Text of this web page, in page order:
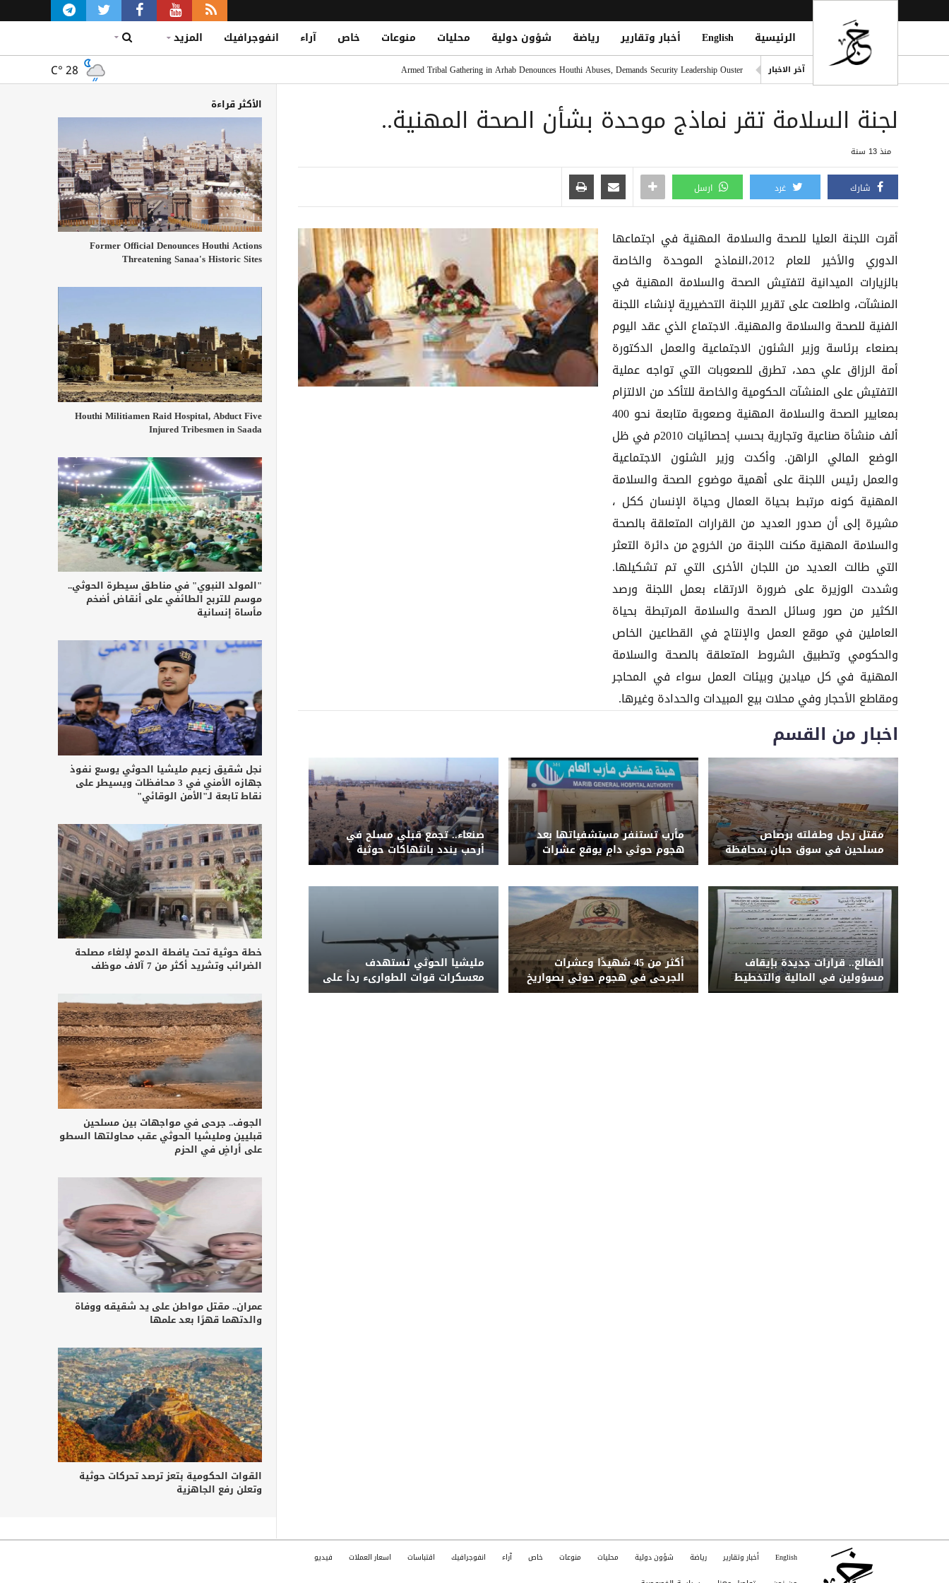
الرئيسية English أخبار وتقارير رياضة شؤون دولية محليات منوعات خاص آراء انفوجرافيك المزيد
آخر الاخبار
Armed Tribal Gathering in Arhab Denounces Houthi Abuses, Demands Security Leadership Ouster
وقف ChatGPT Atlas في 9 أغسطس: دليلك لحفظ بياناتك قبل فوات الأوان
ريال مدريد يضم ديوماندي رسميًا حتى 2033 بصفقة تاريخية
C° 28
لجنة السلامة تقر نماذج موحدة بشأن الصحة المهنية..
منذ 13 سنة
شارك غرد ارسل
أقرت اللجنة العليا للصحة والسلامة المهنية في اجتماعها
الدوري والأخير للعام 2012،النماذج الموحدة والخاصة
بالزيارات الميدانية لتفتيش الصحة والسلامة المهنية في
المنشآت، واطلعت على تقرير اللجنة التحضيرية لإنشاء اللجنة
الفنية للصحة والسلامة والمهنية. الاجتماع الذي عقد اليوم
بصنعاء برئاسة وزير الشئون الاجتماعية والعمل الدكتورة
أمة الرزاق علي حمد، تطرق للصعوبات التي تواجه عملية
التفتيش على المنشآت الحكومية والخاصة للتأكد من الالتزام
بمعايير الصحة والسلامة المهنية وصعوبة متابعة نحو 400
ألف منشأة صناعية وتجارية بحسب إحصائيات 2010م في ظل
الوضع المالي الراهن. وأكدت وزير الشئون الاجتماعية
والعمل رئيس اللجنة على أهمية موضوع الصحة والسلامة
المهنية كونه مرتبط بحياة العمال وحياة الإنسان ككل ،
مشيرة إلى أن صدور العديد من القرارات المتعلقة بالصحة
والسلامة المهنية مكنت اللجنة من الخروج من دائرة التعثر
التي طالت العديد من اللجان الأخرى التي تم تشكيلها.
وشددت الوزيرة على ضرورة الارتقاء بعمل اللجنة ورصد
الكثير من صور وسائل الصحة والسلامة المرتبطة بحياة
العاملين في موقع العمل والإنتاج في القطاعين الخاص
والحكومي وتطبيق الشروط المتعلقة بالصحة والسلامة
المهنية في كل ميادين وبيئات العمل سواء في المحاجر
ومقاطع الأحجار وفي محلات بيع المبيدات والحدادة وغيرها.
اخبار من القسم
مقتل رجل وطفلته برصاص
مسلحين في سوق حبان بمحافظة
شبوة
مأرب تستنفر مستشفياتها بعد
هجوم حوثي دامٍ يوقع عشرات
الشهداء والجرحى في معسكرات
صنعاء.. تجمع قبلي مسلح في
أرحب يندد بانتهاكات حوثية
ويطالب بإقالة قيادة الأمن
الضالع.. قرارات جديدة بإيقاف
مسؤولين في المالية والتخطيط
والخدمة المدنية والشؤون
أكثر من 45 شهيدًا وعشرات
الجرحى في هجوم حوثي بصواريخ
باليستية ومسيّرات على معسكر
مليشيا الحوثي تستهدف
معسكرات قوات الطوارىء رداً على
نجاحات أمنية
الأكثر قراءة
Former Official Denounces Houthi Actions
Threatening Sanaa's Historic Sites
Houthi Militiamen Raid Hospital, Abduct Five
Injured Tribesmen in Saada
"المولد النبوي" في مناطق سيطرة الحوثي..
موسم للتربح الطائفي على أنقاض أضخم
مأساة إنسانية
نجل شقيق زعيم مليشيا الحوثي يوسع نفوذ
جهازه الأمني في 3 محافظات ويسيطر على
نقاط تابعة لـ"الأمن الوقائي"
خطة حوثية تحت يافطة الدمج لإلغاء مصلحة
الضرائب وتشريد أكثر من 7 آلاف موظف
الجوف.. جرحى في مواجهات بين مسلحين
قبليين ومليشيا الحوثي عقب محاولتها السطو
على أراضٍ في الحزم
عمران.. مقتل مواطن على يد شقيقه ووفاة
والدتهما قهرًا بعد علمها
القوات الحكومية بتعز ترصد تحركات حوثية
وتعلن رفع الجاهزية
English أخبار وتقارير رياضة شؤون دولية محليات منوعات خاص آراء انفوجرافيك اقتباسات اسعار العملات فيديو